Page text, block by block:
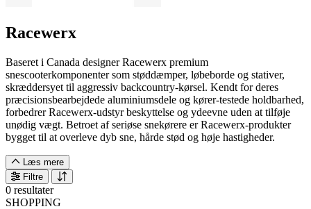
Racewerx
Baseret i Canada designer Racewerx premium
snescooterkomponenter som støddæmper, løbeborde og stativer,
skræddersyet til aggressiv backcountry-kørsel. Kendt for deres
præcisionsbearbejdede aluminiumsdele og kører-testede holdbarhed,
forbedrer Racewerx-udstyr beskyttelse og ydeevne uden at tilføje
unødig vægt. Betroet af seriøse snekørere er Racewerx-produkter
bygget til at overleve dyb sne, hårde stød og høje hastigheder.
Læs mere
Filtre
0 resultater
SHOPPING